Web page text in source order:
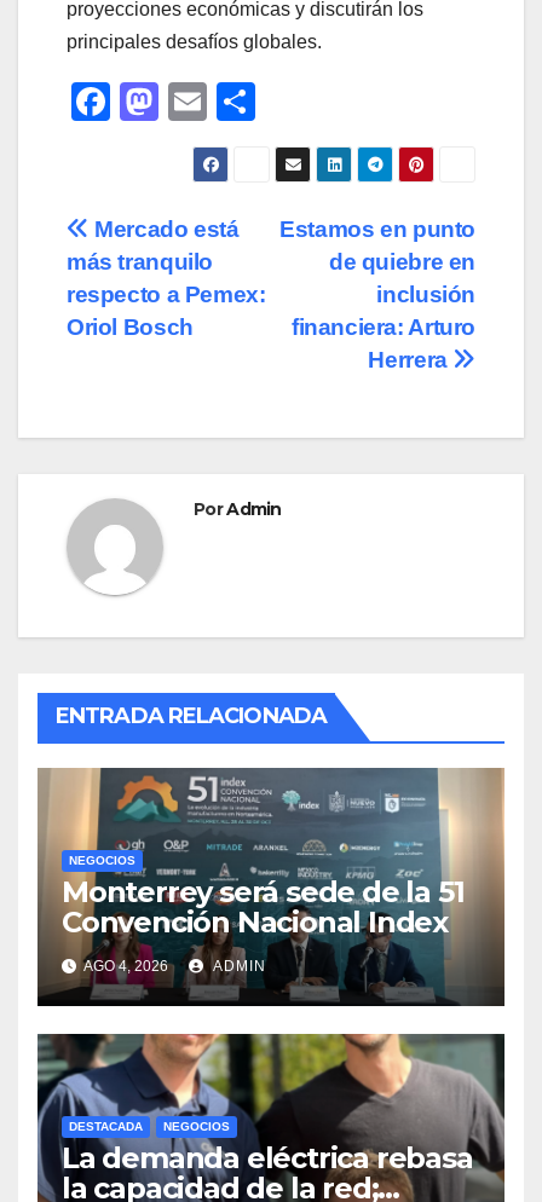
proyecciones económicas y discutirán los
principales desafíos globales.
F
e
b
o
o
M
o
d
o
n
E
m
ail
o
m
tir
Navegación
de
entradas
Estamos en punto
de quiebre en
inclusión
financiera: Arturo
Herrera
Mercado está
más tranquilo
respecto a Pemex:
Oriol Bosch
PorAdmin
ENTRADA RELACIONADA
NEGOCIOS
Monterrey será sede de la 51
Convención Nacional Index
AGO 4, 2026 ADMIN
DESTACADA NEGOCIOS
La demanda eléctrica rebasa
la capacidad de la red;